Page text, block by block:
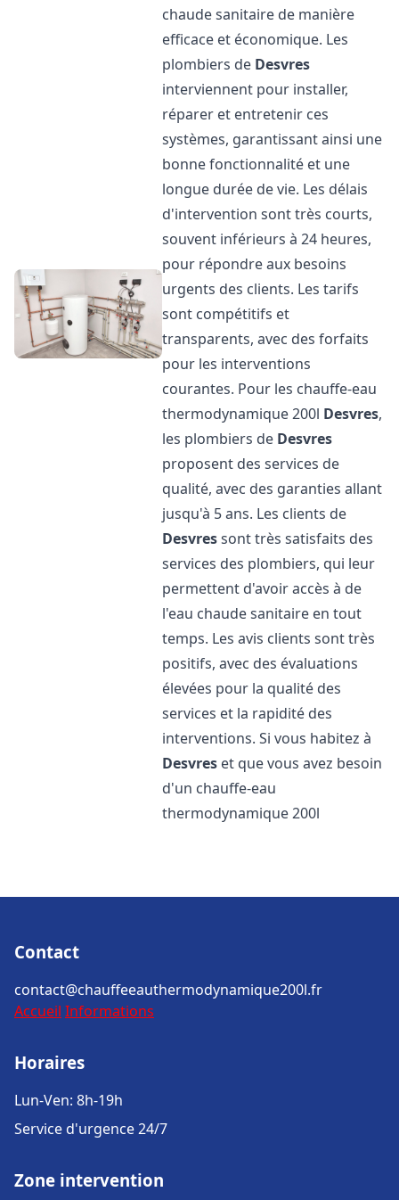
chaude sanitaire de manière
efficace et économique. Les
plombiers de Desvres
interviennent pour installer,
réparer et entretenir ces
systèmes, garantissant ainsi une
bonne fonctionnalité et une
longue durée de vie. Les délais
d'intervention sont très courts,
souvent inférieurs à 24 heures,
pour répondre aux besoins
urgents des clients. Les tarifs
sont compétitifs et
transparents, avec des forfaits
pour les interventions
courantes. Pour les chauffe-eau
thermodynamique 200l Desvres,
les plombiers de Desvres
proposent des services de
qualité, avec des garanties allant
jusqu'à 5 ans. Les clients de
Desvressont très satisfaits des
services des plombiers, qui leur
permettent d'avoir accès à de
l'eau chaude sanitaire en tout
temps. Les avis clients sont très
positifs, avec des évaluations
élevées pour la qualité des
services et la rapidité des
interventions. Si vous habitez à
Desvres et que vous avez besoin
d'un chauffe-eau
thermodynamique 200l
Contact
contact@chauffeeauthermodynamique200l.fr
Accueil Informations
Horaires
Lun-Ven: 8h-19h
Service d'urgence 24/7
Zone intervention